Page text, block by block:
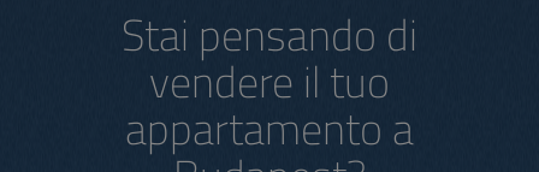
Stai pensando di
vendere il tuo
appartamento a